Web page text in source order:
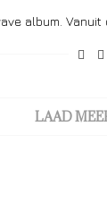
album. Vanuit
LAAD